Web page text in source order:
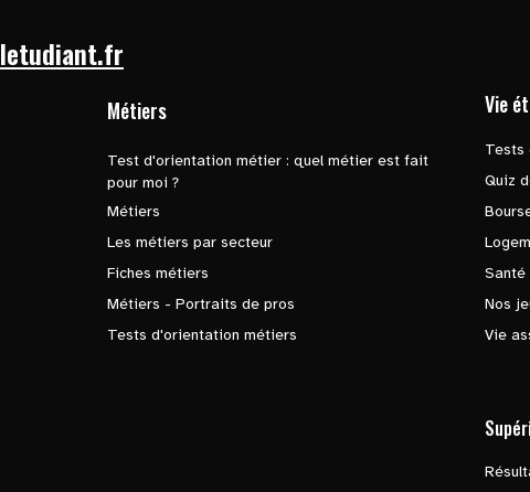
letudiant.fr
Métiers
Test d'orientation métier : quel métier est fait
pour moi ?
Métiers
Les métiers par secteur
Fiches métiers
Métiers - Portraits de pros
Tests d'orientation métiers
Vie
Tests
Quiz
Santé
Nos
Vie